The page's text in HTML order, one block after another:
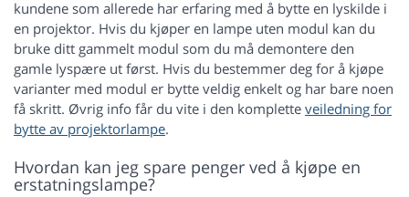
kundene som allerede har erfaring med å bytte en lyskilde i
en projektor. Hvis du kjøper en lampe uten modul kan du
bruke ditt gammelt modul som du må demontere den
gamle lyspære ut først. Hvis du bestemmer deg for å kjøpe
varianter med modul er bytte veldig enkelt og har bare noen
få skritt. Øvrig info får du vite i den komplette veiledning for
bytte av projektorlampe.
Hvordan kan jeg spare penger ved å kjøpe en
erstatningslampe?